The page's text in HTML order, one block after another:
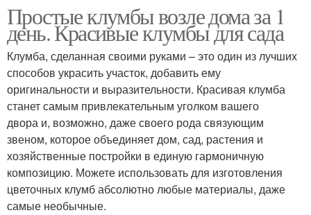
Простые клумбы возле дома за 1
день. Красивые клумбы для сада
Клумба, сделанная своими руками – это один из лучших
способов украсить участок, добавить ему
оригинальности и выразительности. Красивая клумба
станет самым привлекательным уголком вашего
двора и, возможно, даже своего рода связующим
звеном, которое объединяет дом, сад, растения и
хозяйственные постройки в единую гармоничную
композицию. Можете использовать для изготовления
цветочных клумб абсолютно любые материалы, даже
самые необычные.